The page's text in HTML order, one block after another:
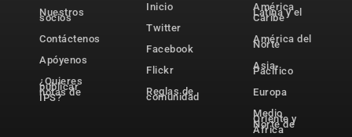
Nuestros
socios
Contáctenos
Apóyenos
¿Quieres
publicar
notas de
IPS?
Inicio
Twitter
Facebook
Flickr
Reglas de
comunidad
América
Latina y el
Caribe
América del
Norte
Asia-
Pacífico
Europa
Medio
Oriente y
Norte de
África